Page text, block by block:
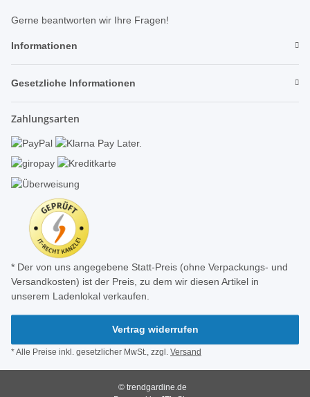
Gerne beantworten wir Ihre Fragen!
Informationen
Gesetzliche Informationen
Zahlungsarten
* Der von uns angegebene Statt-Preis (ohne Verpackungs- und
Versandkosten) ist der Preis, zu dem wir diesen Artikel in
unserem Ladenlokal verkaufen.
Vertrag widerrufen
* Alle Preise inkl. gesetzlicher MwSt., zzgl. Versand
© trendgardine.de